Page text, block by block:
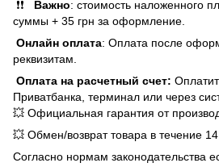
❗❗ Важно: стоимость наложенного
суммы + 35 грн за оформление.
Онлайн оплата: Оплата после
реквизитам.
Оплата на расчетный счет:
Приватбанка, терминал или через
💥 Официальная гарантия от
💥 Обмен/возврат товара в течение 14
Согласно нормам законодательства